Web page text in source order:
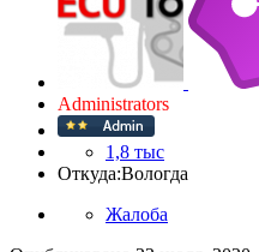
Administrators
1,8 тыс
Откуда:Вологда
Жалоба